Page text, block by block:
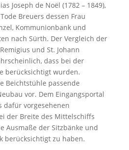
Joseph de Noël (1782 – 1849),
Breuers dessen Frau
Kommunionbank und
nach Sürth. Der Vergleich der
und St. Johann
dass bei der
berücksichtigt wurden.
Beichtstühle passende
vor. Dem Eingangsportal
dafür vorgesehenen
der Breite des Mittelschiffs
Ausmaße der Sitzbänke und
berücksichtigt zu haben.